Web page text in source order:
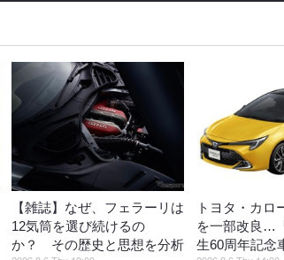
【雑誌】なぜ、フェラーリは
12気筒を選び続けるの
か？ その歴史と思想を分析
トヨタ・カロ
を一部改良…
生60周年記念